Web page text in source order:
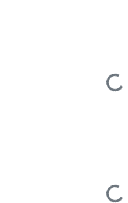
Loading...
Loading...